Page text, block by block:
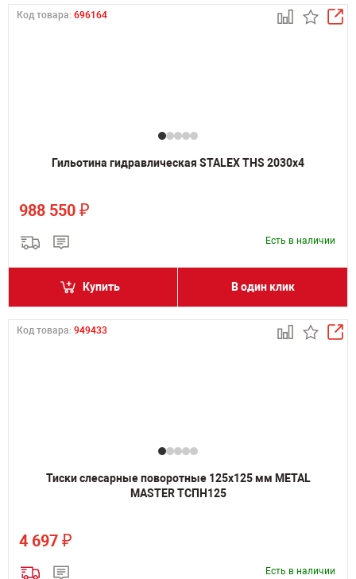
Код товара: 696164
Гильотина гидравлическая STALEX THS 2030x4
988 550 ₽
Есть в наличии
Купить В один клик
Код товара: 949433
Тиски слесарные поворотные 125х125 мм METAL
MASTER ТСПН125
4 697 ₽
Есть в наличии